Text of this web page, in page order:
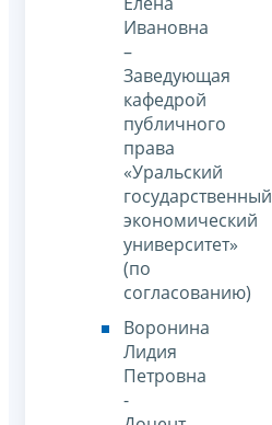
Ивановна
–
Заведующая
кафедрой
публичного
права
«Уральский
государственный
экономический
университет»
(по
согласованию)
Воронина
Лидия
Петровна
-